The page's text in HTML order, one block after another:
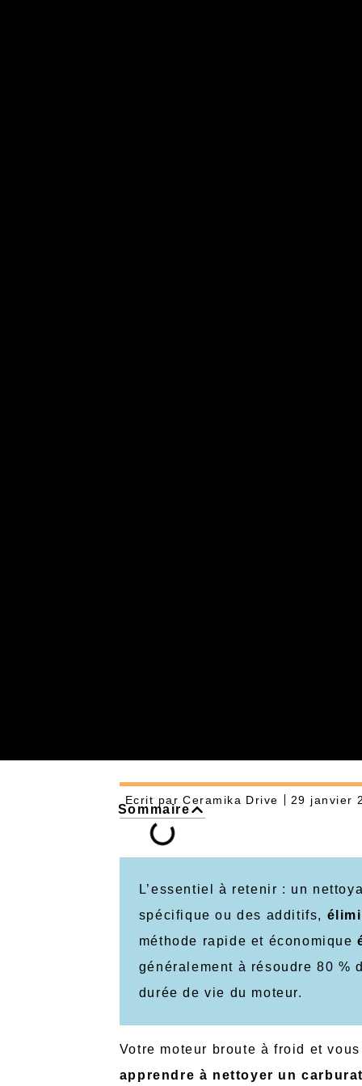
Ecrit par Ceramika Drive 29 janvier
Sommaire
L’essentiel à retenir : un
spécifique ou des additifs,
méthode rapide et économique
généralement à résoudre 80 %
durée de vie du moteur.
Votre moteur broute à froid et
apprendre à nettoyer un